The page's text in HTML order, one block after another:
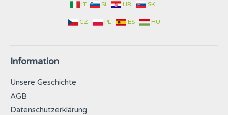
IT SI HR SK
CZ PL ES HU
Information
Unsere Geschichte
AGB
Datenschutzerklärung